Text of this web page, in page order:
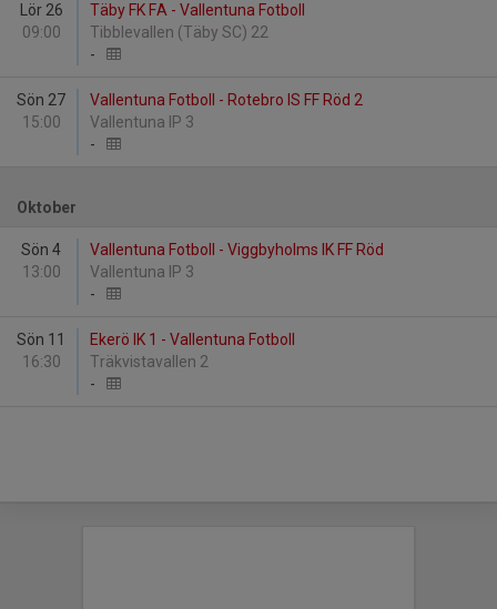
Lör 26
09:00
Täby FK FA - Vallentuna Fotboll
Tibblevallen (Täby SC) 22
-
Sön 27
15:00
Vallentuna Fotboll - Rotebro IS FF Röd 2
Vallentuna IP 3
-
Oktober
Sön 4
13:00
Vallentuna Fotboll - Viggbyholms IK FF Röd
Vallentuna IP 3
-
Sön 11
16:30
Ekerö IK 1 - Vallentuna Fotboll
Träkvistavallen 2
-